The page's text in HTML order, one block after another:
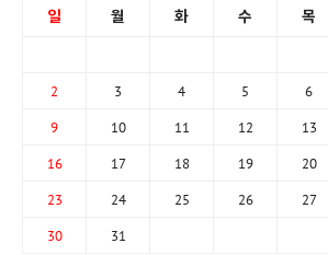
일 월 화 수 목
2 3 4 5 6
9 10 11 12 13
16 17 18 19 20
23 24 25 26 27
30 31